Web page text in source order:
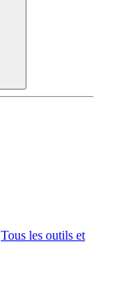
Tous les outils et